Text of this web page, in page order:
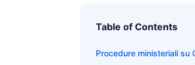
Table of Contents
Procedure ministeriali su